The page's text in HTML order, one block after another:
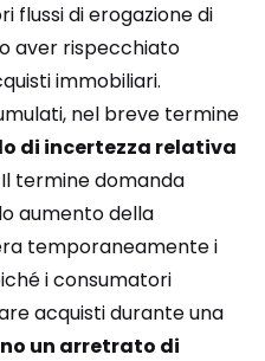
flussi di erogazione di
aver rispecchiato
immobiliari.
nel breve termine
di incertezza relativa
Il termine domanda
aumento della
temporaneamente i
i consumatori
acquisti durante una
un arretrato di